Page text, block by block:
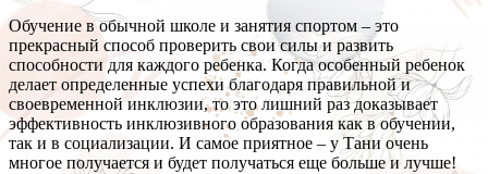
Обучение в обычной школе и занятия спортом – это
прекрасный способ проверить свои силы и развить
способности для каждого ребенка. Когда особенный ребенок
делает определенные успехи благодаря правильной и
своевременной инклюзии, то это лишний раз доказывает
эффективность инклюзивного образования как в обучении,
так и в социализации. И самое приятное – у Тани очень
многое получается и будет получаться еще больше и лучше!